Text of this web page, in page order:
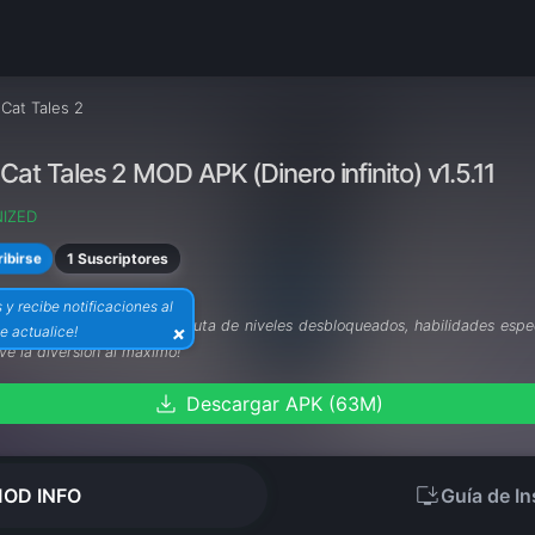
Tales 2
Tales 2 MOD APK (Dinero infinito) v1.5.11
1 Suscriptores
y recibe notificaciones al
actualice!
×
Tales 2 MOD APK
! Disfruta de niveles desbloqueados, habilidades
la diversión al máximo!
download Descargar APK (63M)
INFO install_desktopGuía de